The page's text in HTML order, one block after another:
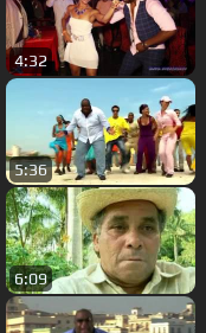
4:32
5:36
6:09